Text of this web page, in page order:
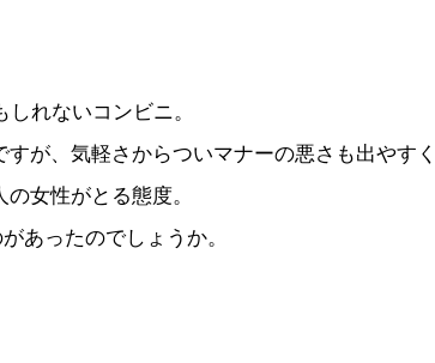
れないコンビニ。
が、気軽さからついマナーの悪さも出やすく
女性がとる態度。
あったのでしょうか。